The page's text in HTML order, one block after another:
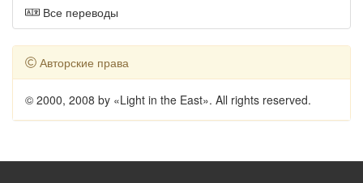
Все переводы
Авторские права
© 2000, 2008 by «Light in the East». All rights reserved.